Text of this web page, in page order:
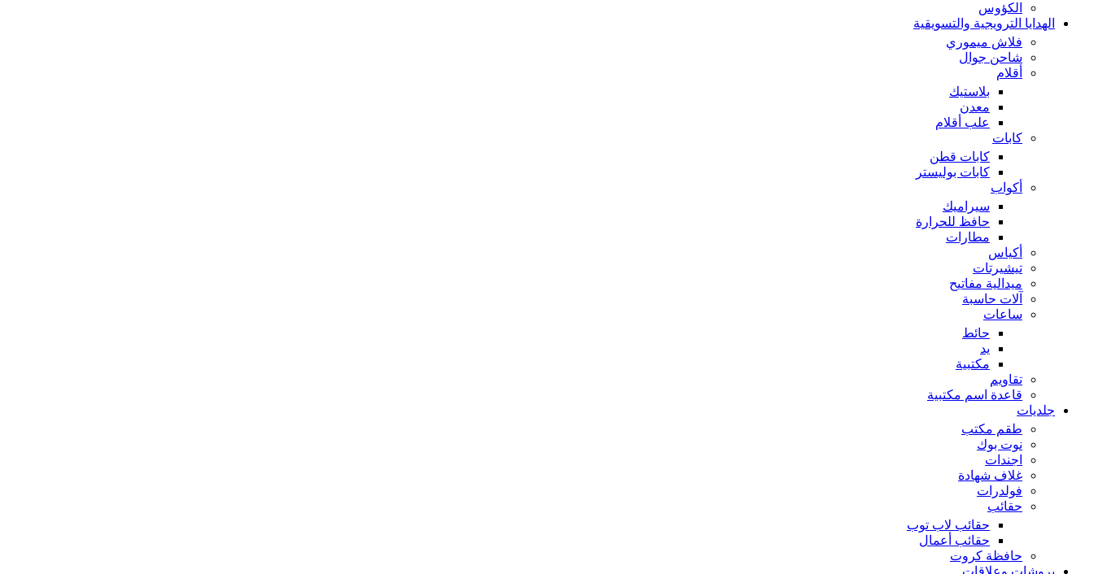
الكؤوس
الهدايا الترويجية والتسويقية
فلاش ميموري
شاحن جوال
أقلام
بلاستيك
معدن
علب أقلام
كابات
كابات قطن
كابات بوليستر
أكواب
سيراميك
حافظ للحرارة
مطارات
أكياس
تيشيرتات
ميدالية مفاتيح
آلات حاسبة
ساعات
حائط
يد
مكتبية
تقاويم
قاعدة اسم مكتبية
جلديات
طقم مكتب
نوت بوك
اجندات
غلاف شهادة
فولدرات
حقائب
حقائب لاب توب
حقائب أعمال
حافظة كروت
بروشات وعلاقات